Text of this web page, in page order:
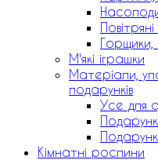
Повітряні
М'які іграшки
Матеріали,
подарунків
Усе для
Кімнатні рослини